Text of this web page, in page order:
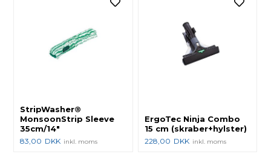
StripWasher®
MonsoonStrip Sleeve
35cm/14"
83,00 DKK inkl. moms
ErgoTec Ninja Combo
15 cm (skraber+hylster)
228,00 DKK inkl. moms